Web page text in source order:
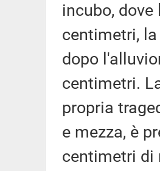
incubo,
centimetri,
dopo
centimetri.
propria
e mezza, è
centimetri di